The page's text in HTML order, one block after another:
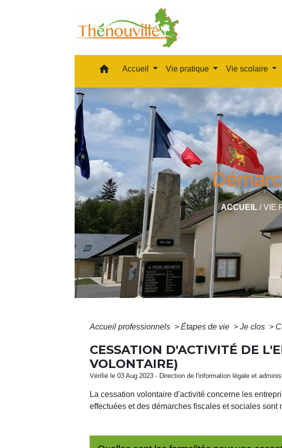
home Accueil Vie pratique Vie scolaire
ACCUEIL/VIE
Accueil professionnels > Étapes de vie > Je clos >
CESSATION D'ACTIVITÉ DE
VOLONTAIRE)
Vérifié le 03 Aug 2023 - Direction de l'information légale et
La cessation volontaire d'activité concerne les
effectuées et des démarches fiscales et sociales sont